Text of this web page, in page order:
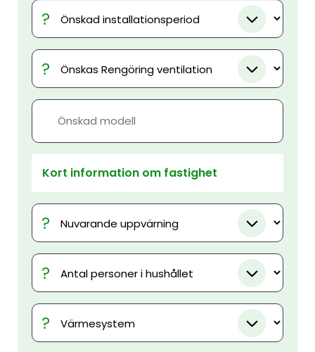
Önskad
installationsperiod
Önskad
installationsperiod
Önskad
modell
Kort information om fastighet
Nuvarande
uppvärning
Antal
personer
i
hushållet
Värmesystem